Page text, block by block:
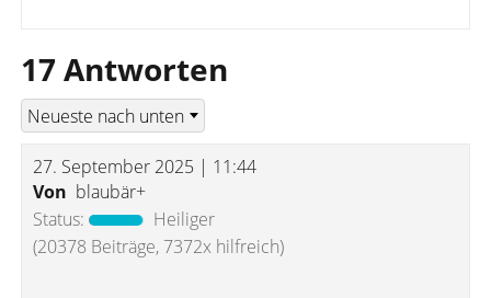
17 Antworten
27. September 2025 | 11:44
Von blaubär+
Status:
Heiliger
(20378 Beiträge, 7372x hilfreich)